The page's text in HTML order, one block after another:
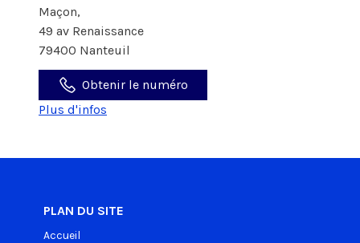
Maçon,
49 av Renaissance
79400 Nanteuil
Obtenir le numéro
Plus d'infos
PLAN DU SITE
Accueil